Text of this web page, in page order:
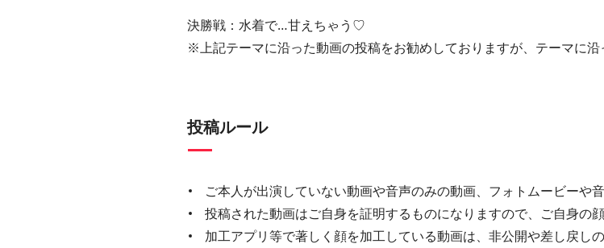
決勝戦： 水着で…甘えちゃう♡
※上記テーマに沿った動画の投稿をお勧めしておりますが、テーマに沿
投稿ルール
ご本人が出演していない動画や音声のみの動画、フォトムービーや
投稿された動画はご自身を証明するものになりますので、ご自身の
加工アプリ等で著しく顔を加工している動画は、非公開や差し戻し